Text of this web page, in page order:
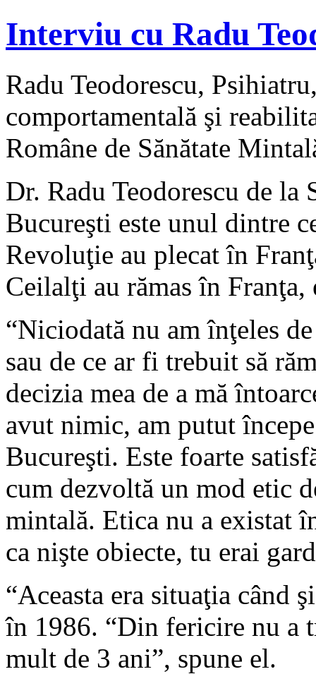
Interviu cu Radu
Radu Teodorescu,
comportamentală şi
Române de Sănătate
Dr. Radu Teodorescu de
Bucureşti este unul dintre
Revoluţie au plecat în
Ceilalţi au rămas în
“Niciodată nu am înţeles
sau de ce ar fi trebuit să
decizia mea de a mă
avut nimic, am putut
Bucureşti. Este foarte
cum dezvoltă un mod etic
mintală. Etica nu a existat
ca nişte obiecte, tu erai
“Aceasta era situaţia când
în 1986. “Din fericire nu a
mult de 3 ani”, spune el.